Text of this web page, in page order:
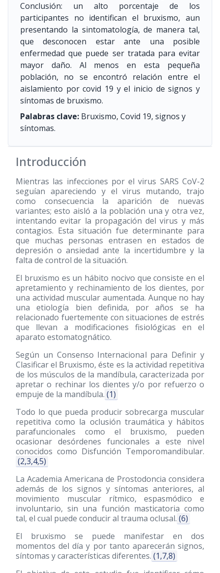
Conclusión: un alto porcentaje de los
participantes no identifican el bruxismo, aun
presentando la sintomatología, de manera tal,
que desconocen estar ante una posible
enfermedad que puede ser tratada para evitar
mayor daño. Al menos en esta pequeña
población, no se encontró relación entre el
aislamiento por covid 19 y el inicio de signos y
síntomas de bruxismo.
Palabras clave: Bruxismo, Covid 19, signos y
síntomas.
Introducción
Mientras las infecciones por el virus SARS CoV-2
seguían apareciendo y el virus mutando, trajo
como consecuencia la aparición de nuevas
variantes; esto aisló a la población una y otra vez,
intentando evitar la propagación del virus y más
contagios. Esta situación fue determinante para
que muchas personas entrasen en estados de
depresión o ansiedad ante la incertidumbre y la
falta de control de la situación.
El bruxismo es un hábito nocivo que consiste en el
apretamiento y rechinamiento de los dientes, por
una actividad muscular aumentada. Aunque no hay
una etiología bien definida, por años se ha
relacionado fuertemente con situaciones de estrés
que llevan a modificaciones fisiológicas en el
aparato estomatognático.
Según un Consenso Internacional para Definir y
Clasificar el Bruxismo, éste es la actividad repetitiva
de los músculos de la mandíbula, caracterizada por
apretar o rechinar los dientes y/o por refuerzo o
empuje de la mandíbula. (1)
Todo lo que pueda producir sobrecarga muscular
repetitiva como la oclusión traumática y hábitos
parafuncionales como el bruxismo, pueden
ocasionar desórdenes funcionales a este nivel
conocidos como Disfunción Temporomandibular.
(2,3,4,5)
La Academia Americana de Prostodoncia considera
además de los signos y síntomas anteriores, al
movimiento muscular rítmico, espasmódico e
involuntario, sin una función masticatoria como
tal, el cual puede conducir al trauma oclusal. (6)
El bruxismo se puede manifestar en dos
momentos del día y por tanto aparecerán signos,
síntomas y características diferentes. (1,7,8)